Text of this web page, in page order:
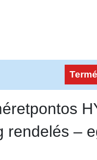
rendelés –